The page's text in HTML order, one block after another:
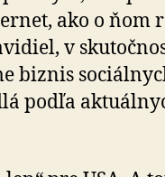
ako o
v
biznis
podľa